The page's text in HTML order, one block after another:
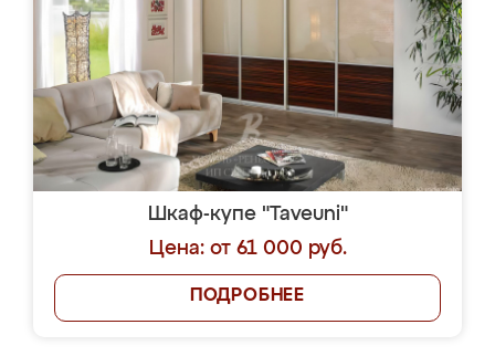
Шкаф-купе "Taveuni"
Цена: от 61 000 руб.
ПОДРОБНЕЕ